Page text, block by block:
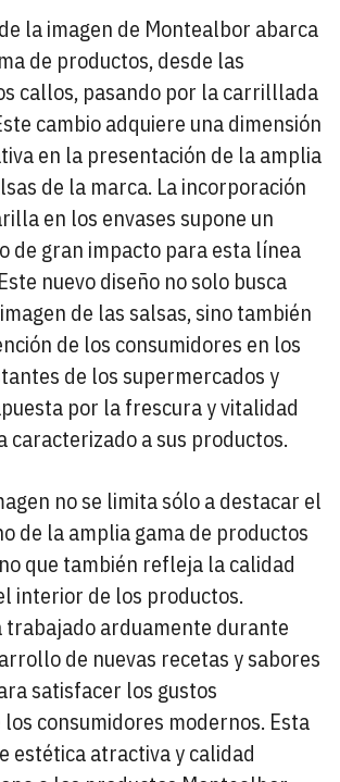
la imagen de Montealbor abarca
de productos, desde las
callos, pasando por la carrilllada
cambio adquiere una dimensión
en la presentación de la amplia
de la marca. La incorporación
en los envases supone un
de gran impacto para esta línea
nuevo diseño no solo busca
de las salsas, sino también
de los consumidores en los
de los supermercados y
por la frescura y vitalidad
caracterizado a sus productos.
no se limita sólo a destacar el
de la amplia gama de productos
que también refleja la calidad
interior de los productos.
trabajado arduamente durante
de nuevas recetas y sabores
satisfacer los gustos
consumidores modernos. Esta
estética atractiva y calidad